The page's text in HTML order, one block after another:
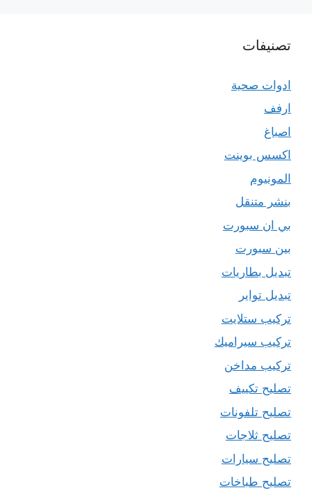
تصنيفات
ادوات صحية
ارفف
اصباغ
اكسس بوينت
المونيوم
بنشر متنقل
بي ان سبورت
بين سبورت
تبديل بطاريات
تبديل تواير
تركيب ستلايت
تركيب سيراميك
تركيب مداخن
تصليح تكييف
تصليح تلفونات
تصليح ثلاجات
تصليح سيارات
تصليح طباخات